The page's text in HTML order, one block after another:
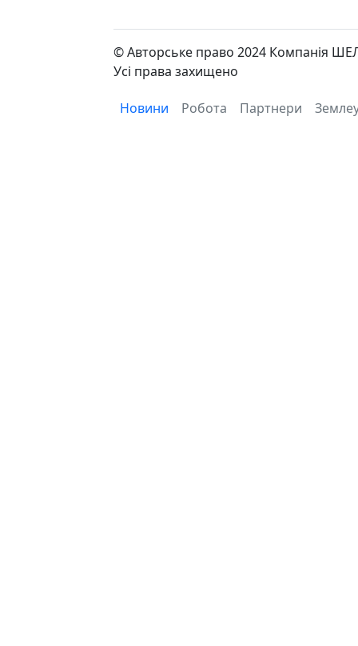
© Авторське право 2024 Компанія
Усі права захищено
Новини Робота Партнери